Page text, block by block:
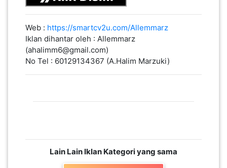
Web : https://smartcv2u.com/Allemmarz
Iklan dihantar oleh : Allemmarz
(ahalimm6@gmail.com)
No Tel : 60129134367 (A.Halim Marzuki)
Lain Lain Iklan Kategori yang sama